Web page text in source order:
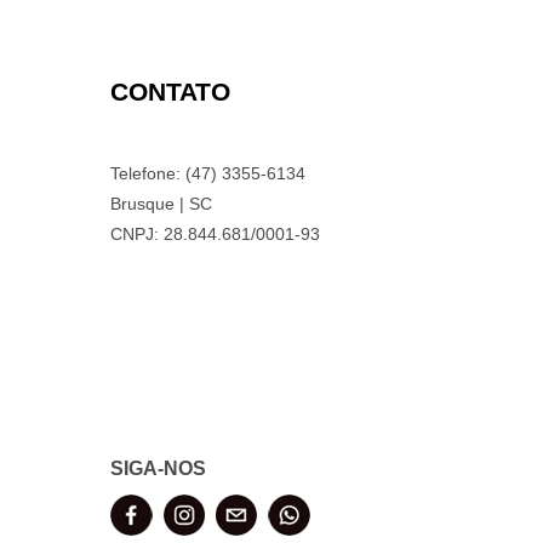
CONTATO
Telefone: (47) 3355-6134
Brusque | SC
CNPJ: 28.844.681/0001-93
SIGA-NOS